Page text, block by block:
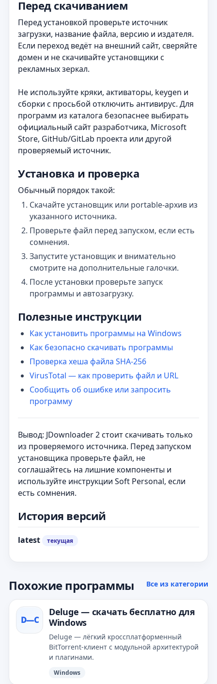
Перед скачиванием
Перед установкой проверьте источник
загрузки, название файла, версию и издателя.
Если переход ведёт на внешний сайт, сверяйте
домен и не скачивайте установщики с
рекламных зеркал.
Не используйте кряки, активаторы, keygen и
сборки с просьбой отключить антивирус. Для
программ из каталога безопаснее выбирать
официальный сайт разработчика, Microsoft
Store, GitHub/GitLab проекта или другой
проверяемый источник.
Установка и проверка
Обычный порядок такой:
Скачайте установщик или portable-архив из
указанного источника.
Проверьте файл перед запуском, если есть
сомнения.
Запустите установщик и внимательно
смотрите на дополнительные галочки.
После установки проверьте запуск
программы и автозагрузку.
Полезные инструкции
Как установить программы на Windows
Как безопасно скачивать программы
Проверка хеша файла SHA-256
VirusTotal — как проверить файл и URL
Сообщить об ошибке или запросить
программу
Вывод: JDownloader 2 стоит скачивать только
из проверяемого источника. Перед запуском
установщика проверьте файл, не
соглашайтесь на лишние компоненты и
используйте инструкции Soft Personal, если
есть сомнения.
История версий
latest текущая
Похожие программы Все из категории
D—С
Deluge — скачать бесплатно для
Windows
Deluge — лёгкий кроссплатформенный
BitTorrent‑клиент с модульной архитектурой
и плагинами.
Windows